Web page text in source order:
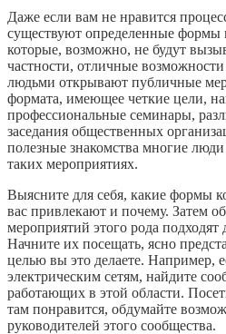
Даже если вам не нравится
существуют определенные формы
которые, возможно, не будут
частности, отличные
людьми открывают публичные
формата, имеющее четкие цели,
профессиональные семинары,
заседания общественных
полезные знакомства многие
таких мероприятиях.
Выясните для себя, какие формы
вас привлекают и почему. Затем
мероприятий этого рода подходят
Начните их посещать, ясно
целью вы это делаете. Например,
электрическим сетям, найдите
работающих в этой области.
там понравится, обдумайте
руководителей этого сообщества.